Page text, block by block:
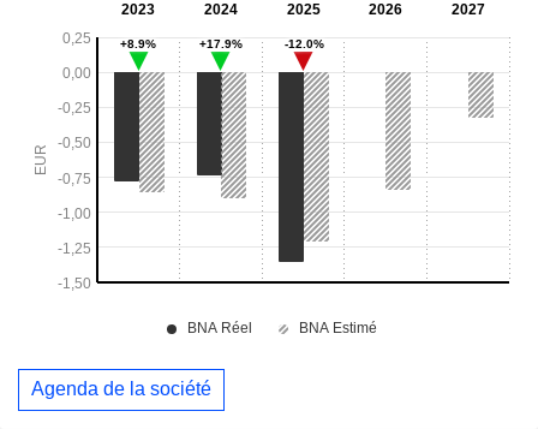
Agenda de la société